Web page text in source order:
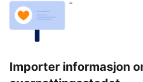
Importer informasjon